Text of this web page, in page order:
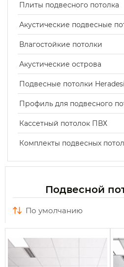
Плиты подвесного потолка
Акустические подвесные
Влагостойкие потолки
Акустические острова
Подвесные потолки
Профиль для подвесного
Кассетный потолок ПВХ
Комплекты подвесных
Подвесной
по умолчанию